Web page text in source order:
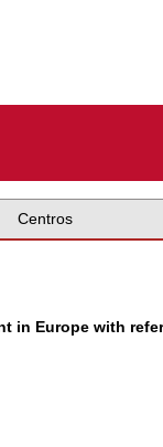
Centros
in Europe with